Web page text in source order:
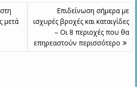
μετά
Επιδείνωση σήμερα με
ισχυρές βροχές και καταιγίδες
– Οι 8 περιοχές που θα
επηρεαστούν περισσότερο